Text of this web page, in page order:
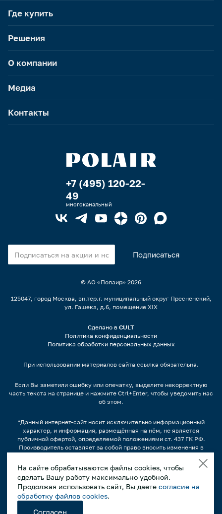
Где купить
Решения
О компании
Медиа
Контакты
+7 (495) 120-22-
49
многоканальный
© АО «Полаир» 2026
125047, город Москва, вн.тер.г. муниципальный округ Пресненский,
ул. Гашека, д.6, помещение XIX
Сделано в CULT
Политика конфиденциальности
Политика обработки персональных данных
При использовании материалов сайта ссылка обязательна.
Если Вы заметили ошибку или опечатку, выделите некорректную
часть текста на странице и нажмите Ctrl+Enter, чтобы уведомить нас
об этом.
*Данный интернет-сайт носит исключительно информационный
характер, и информация, размещённая на нём, не является
публичной офертой, определяемой положениями ст. 437 ГК РФ.
Производитель оставляет за собой право вносить изменения в
предварительного уведомления.
Изображения продукции, а также, варианты наполнения
продуктами/напитками и другим содержимым может отличаться от
фактического вида. Интерьерные иллюстрации и примеры
использования оборудования являются вариантами эксплуатации.
Просим внимательно знакомиться с техническими
На сайте обрабатываются файлы cookies, чтобы
сделать Вашу работу максимально удобной.
Продолжая использовать сайт, Вы даете согласие на
обработку файлов cookies.
Согласен